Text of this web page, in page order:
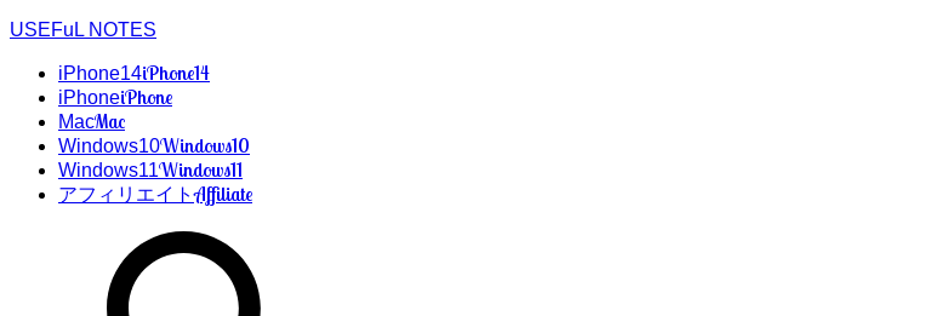
USEFuL NOTES
iPhone14iPhone14
iPhoneiPhone
MacMac
Windows10Windows10
Windows11Windows11
アフィリエイトAffiliate